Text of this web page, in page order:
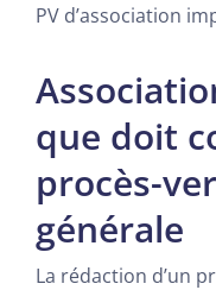
PV d’association
que doit
procès-
générale
La rédaction d’un